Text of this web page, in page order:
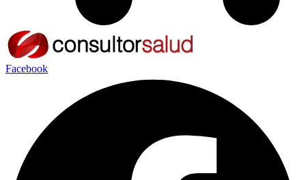
Facebook